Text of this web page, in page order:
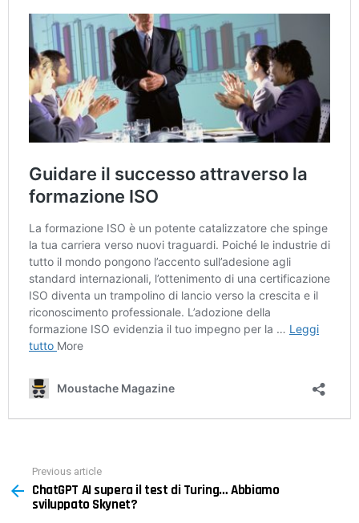
more
Previous article
ChatGPT AI supera il test di Turing… Abbiamo
sviluppato Skynet?